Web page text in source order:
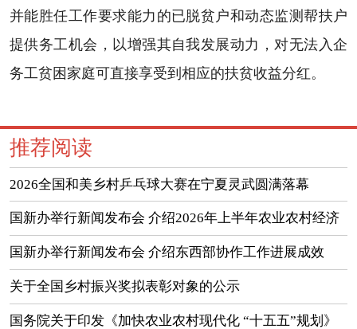
并能胜任工作要求能力的已脱贫户和动态监测帮扶户
提供务工机会，以增强其自我发展动力，对无法入企
务工贫困家庭可直接享受到相应的扶贫收益分红。
推荐阅读
2026全国和美乡村乒乓球大赛在宁夏灵武圆满落幕
国新办举行新闻发布会 介绍2026年上半年农业农村经济
运行情况
国新办举行新闻发布会 介绍东西部协作工作进展成效
（实录）
关于全国乡村振兴奖拟表彰对象的公示
国务院关于印发《加快农业农村现代化 “十五五”规划》